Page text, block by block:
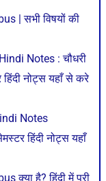
| सभी विषयों की
Notes : चौधरी
हिंदी नोट्स यहाँ से करे
Notes
हिंदी नोट्स यहाँ
क्या है? हिंदी में पूरी